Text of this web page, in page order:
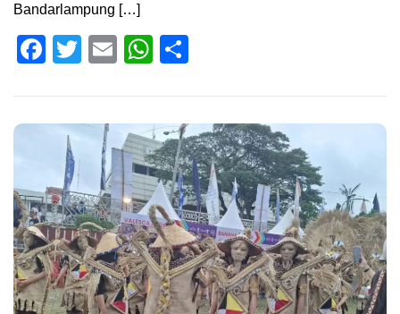
Bandarlampung […]
Facebook
Twitter
EmailWhatsApp